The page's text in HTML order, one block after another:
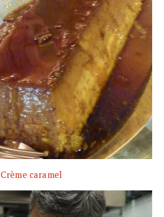
Crème caramel